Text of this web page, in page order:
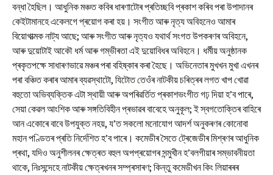
বন্ধা হৈছিল। আধুনিক মঞ্চত কবিৰ ধাৰণাটোৰ প্ৰতিচ্ছবি প্ৰকাশ কৰিব পৰা উপাদানৰ
কেইটামানহে একেলগে প্ৰয়োগ কৰা হয়। সংগীত আৰু নৃত্য অবিহনেও আমাৰ
বিয়োগাত্মক নাট্য আছে; আৰু সংগীত আৰু নৃত্যও যথাৰ্থ সংগত উপকৰণৰ অবিহনে,
আৰু দুয়োটাই আকৌ ধৰ্ম আৰু গম্ভীৰতা এই দুয়োবিধৰ অবিহনে। ধৰ্মীয় অনুষ্ঠানক
প্ৰকৃতপক্ষে সাধাৰণভাৱে মঞ্চৰ পৰা বহিষ্কাৰ কৰা হৈছে। অভিনেতাৰ মুখখন মুখা এখনৰ
পৰা বঞ্চিত কৰাৰ আমাৰ ব্যৱস্থাটো, যিটোত তেওঁৰ নাটকীয় চৰিত্ৰৰ লগত খাপ খোৱা
বহুতো অভিব্যক্তিক এটা স্থায়ী আৰু অপৰিৱৰ্তিত প্ৰকাশভংগীত গঢ় দিয়া হ’ব পাৰে,
সেয়া কেৱল আংশিক আৰু সঙ্গতিবিহীন প্ৰভাৱৰ বাবেহে অনুকূল; ই স্বগতোক্তিৰ বাহিৰে
আন একোৰে বাবে উপযুক্ত নহয়, য’ত সকলো মনোযোগ আদৰ্শ অনুকৰণৰ কোনোবা
মহান পণ্ডিতৰ প্ৰতি নিৰ্দেশিত হ’ব পাৰে। কমেডীৰ সৈতে ট্ৰেজেডীৰ মিশ্ৰণৰ আধুনিক
প্ৰথা, যদিও অনুশীলনৰ ক্ষেত্ৰত বহুল অপপ্ৰয়োগৰ সন্মুখীন হ’বলগীয়াৰ সম্ভাবনীয়তা
থাকে, নিঃসন্দেহে নাটকীয় ক্ষেত্ৰখনৰ সম্প্ৰসাৰণ; কিন্তু কমেডীখন কিং লিয়াৰৰৰ